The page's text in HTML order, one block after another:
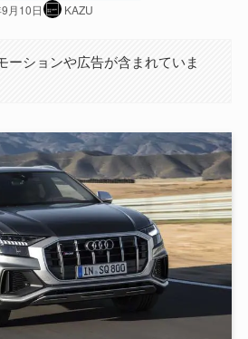
月10日 KAZU
ーションや広告が含まれていま